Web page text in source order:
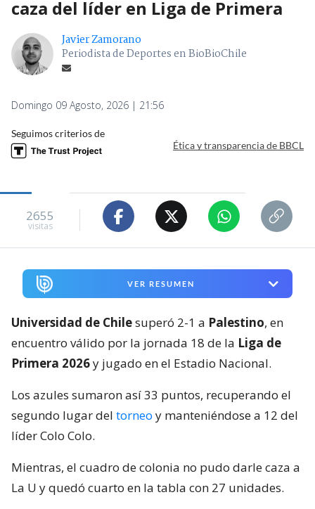
caza del líder en Liga de Primera
Javier Zamorano
Periodista de Deportes en BioBioChile
Domingo 09 Agosto, 2026 | 21:56
Seguimos criterios de
Ética y transparencia de BBCL
2655
visitas
VER RESUMEN
Universidad de Chilesuperó 2-1 a Palestino, en
encuentro válido por la jornada 18 de la Liga de
Primera 2026y jugado en el Estadio Nacional.
Los azules sumaron así 33 puntos, recuperando el
segundo lugar del torneo y manteniéndose a 12 del
líder Colo Colo.
Mientras, el cuadro de colonia no pudo darle caza a
La U y quedó cuarto en la tabla con 27 unidades.